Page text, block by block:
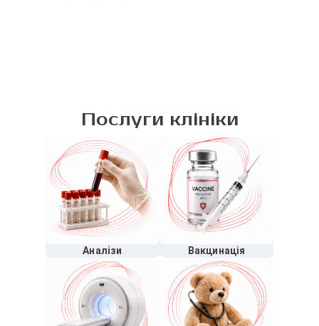
Послуги клініки
Аналізи Вакцинація